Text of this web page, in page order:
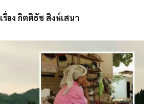
เรื่อง กิตติธัช สิงห์เสนา